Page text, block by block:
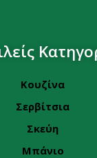
Κουζίνα
Σερβίτσια
Σκεύη
Μπάνιο